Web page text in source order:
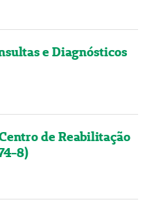
e Diagnósticos
de Reabilitação
8)